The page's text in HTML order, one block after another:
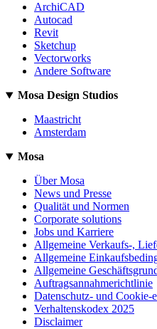
ArchiCAD
Autocad
Revit
Sketchup
Vectorworks
Andere Software
Mosa Design Studios
Maastricht
Amsterdam
Mosa
Über Mosa
News und Presse
Qualität und Normen
Corporate solutions
Jobs und Karriere
Allgemeine Verkaufs-,
Allgemeine
Allgemeine
Auftragsannahmerichtlinie
Datenschutz- und Cookie-
Verhaltenskodex 2025
Disclaimer